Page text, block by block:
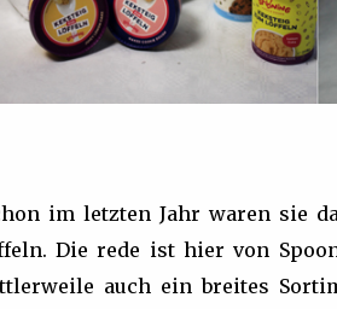
im letzten Jahr waren sie
Die rede ist hier von
auch ein breites